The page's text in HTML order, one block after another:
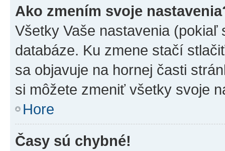
Ako zmením svoje
Všetky Vaše nastavenia
databáze. Ku zmene stačí
sa objavuje na hornej časti
si môžete zmeniť všetky svoje
Hore
Časy sú chybné!